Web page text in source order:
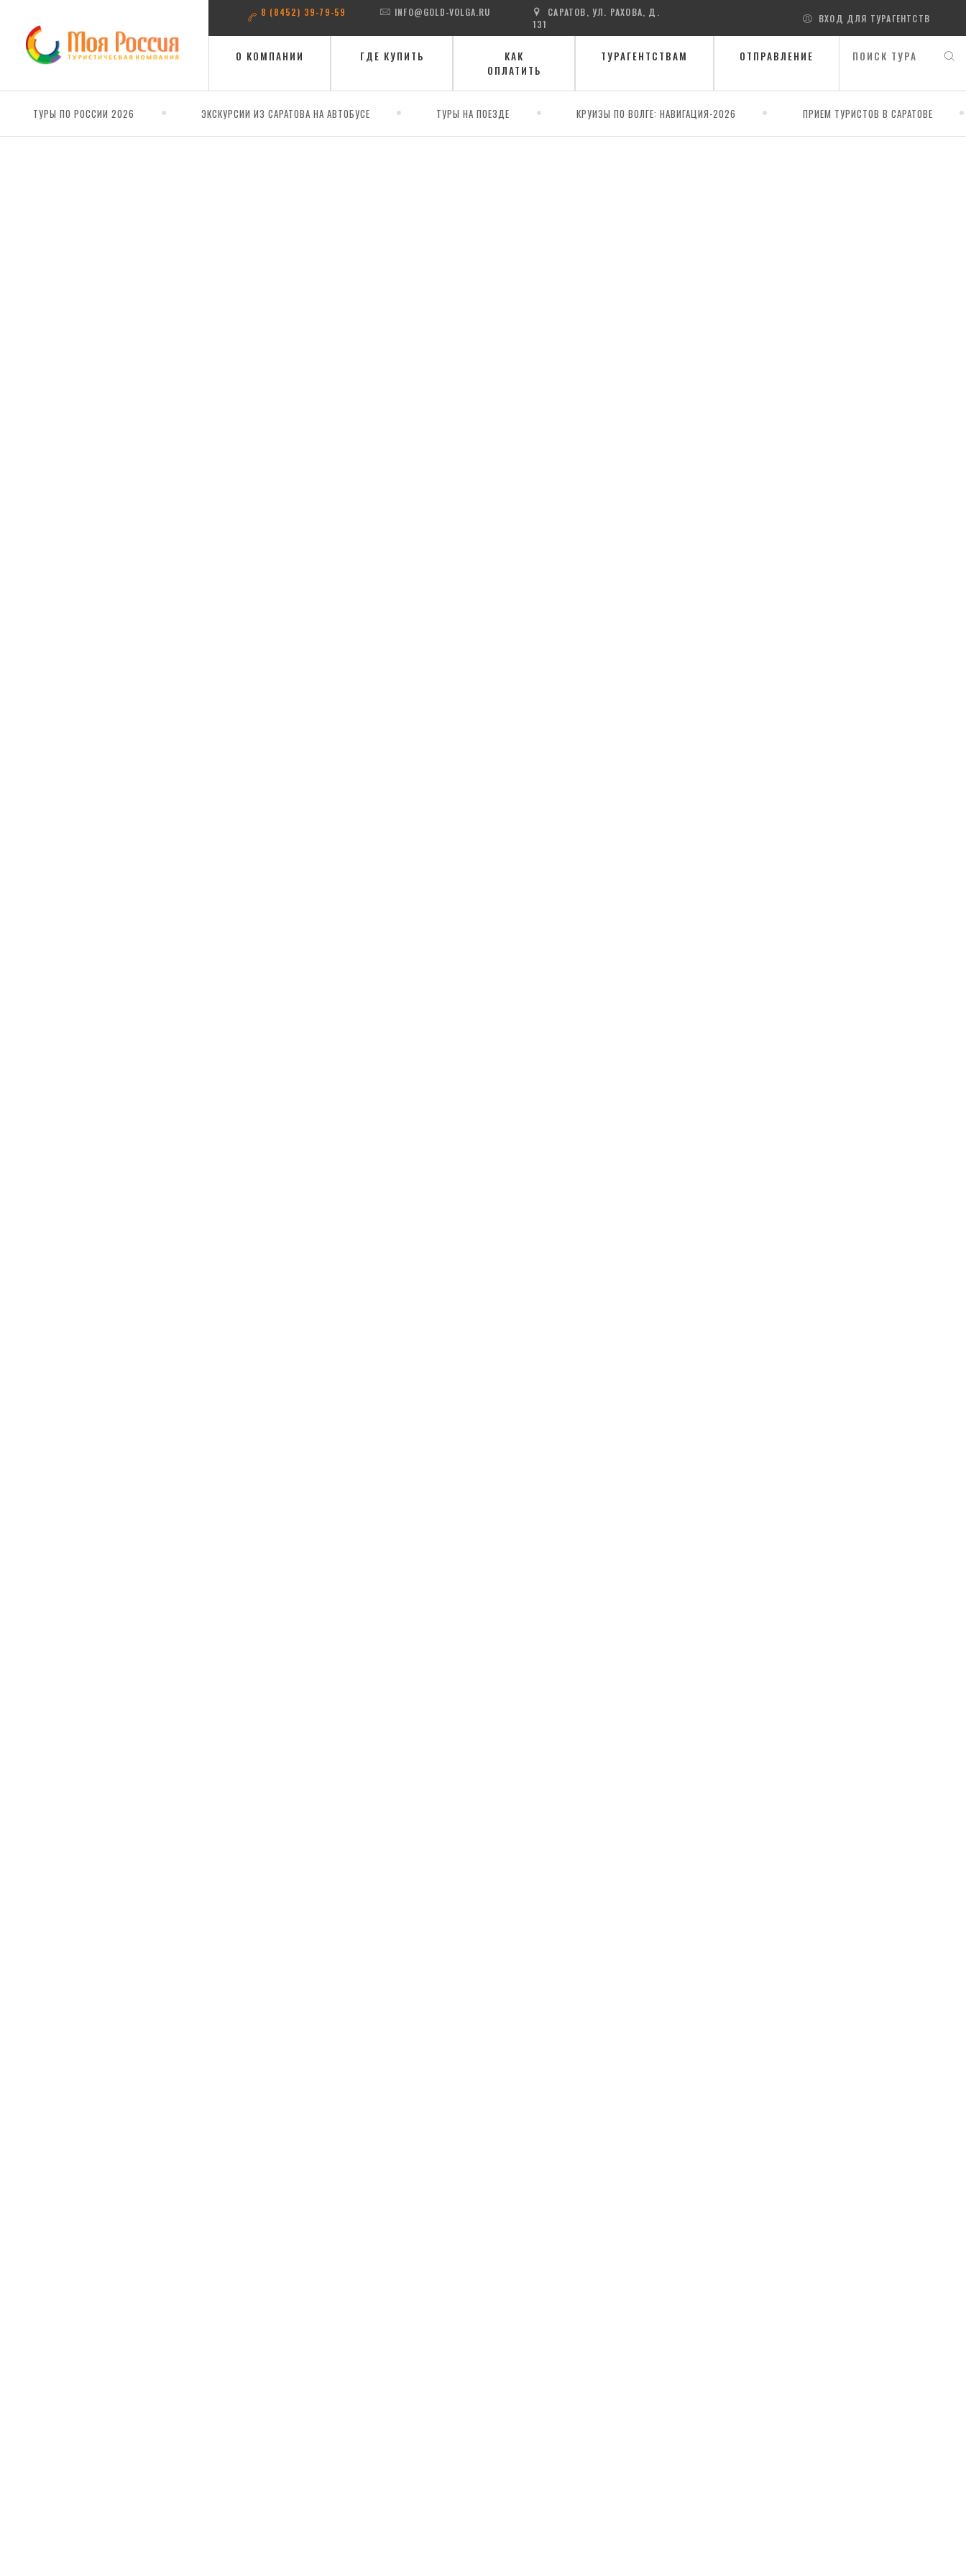
8 (8452) 39-79-59 INFO@GOLD-VOLGA.RU
САРАТОВ, УЛ. РАХОВА, Д.
131
ВХОД ДЛЯ ТУРАГЕНТСТВ
О КОМПАНИИ ГДЕ КУПИТЬ
КАК
ОПЛАТИТЬ
ТУРАГЕНТСТВАМ ОТПРАВЛЕНИЕ
ТУРЫ ПО РОССИИ 2026 ЭКСКУРСИИ ИЗ САРАТОВА НА АВТОБУСЕ ТУРЫ НА ПОЕЗДЕ КРУИЗЫ ПО ВОЛГЕ: НАВИГАЦИЯ-2026 ПРИЕМ ТУРИСТОВ В САРАТОВЕ